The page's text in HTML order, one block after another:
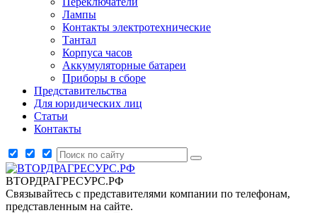
Лампы
Контакты электротехнические
Тантал
Корпуса часов
Аккумуляторные батареи
Приборы в сборе
Представительства
Для юридических лиц
Статьи
Контакты
ВТОРДРАГРЕСУРС.РФ
Связывайтесь с представителями компании по телефонам,
представленным на сайте.